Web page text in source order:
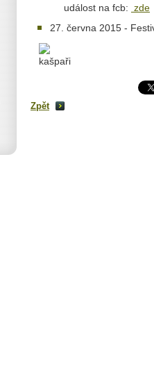
událost na fcb: zde
27. června 2015 -
Zpět